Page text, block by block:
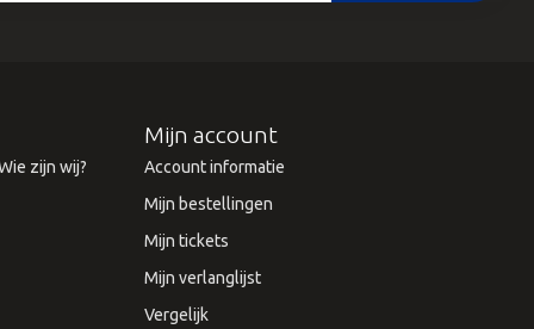
zijn wij?
Mijn account
Account informatie
Mijn bestellingen
Mijn tickets
Mijn verlanglijst
Vergelijk